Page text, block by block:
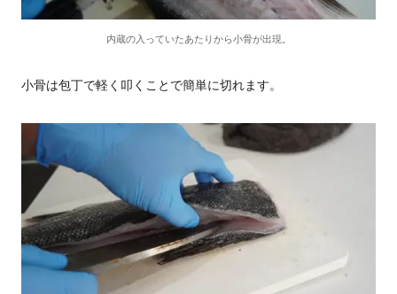
内蔵の入っていたあたりから小骨が出現。
小骨は包丁で軽く叩くことで簡単に切れます。